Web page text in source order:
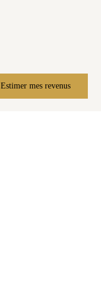
Estimer mes revenus